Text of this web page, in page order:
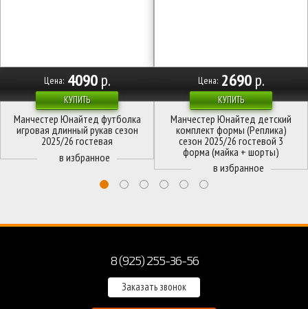
КУПИТЬ
Цена: 4090р.
Манчестер Юнайтед футболка
игровая длинный рукав сезон
2025/26 гостевая
КУПИТЬ
Цена: 2690р.
Манчестер Юнайтед детский
комплект формы (Реплика)
сезон 2025/26 гостевой 3
форма (майка + шорты)
8 (925) 255-36-56
Заказать звонок